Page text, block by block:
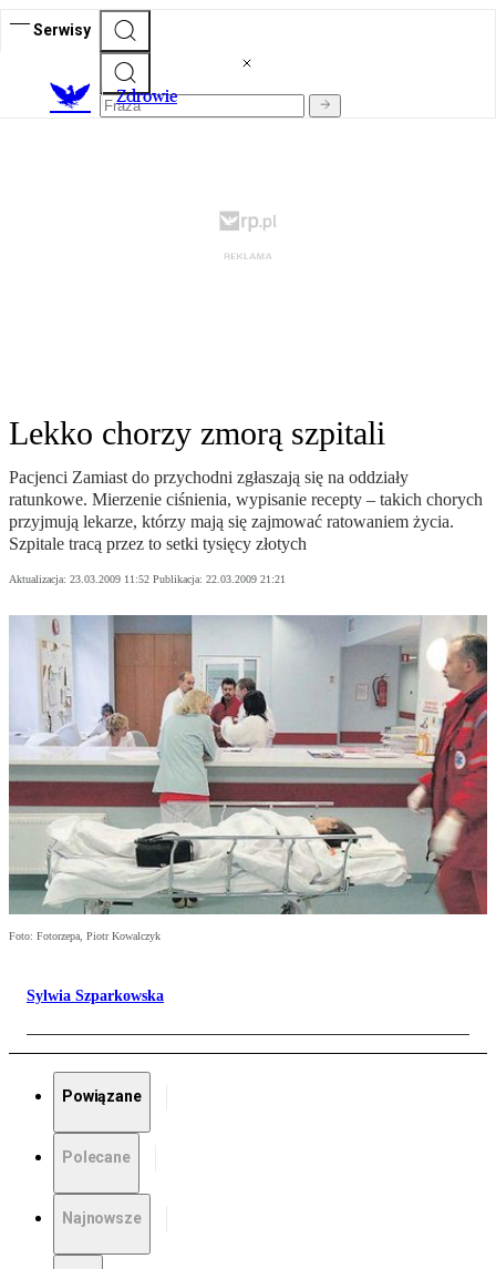
Serwisy
Zdrowie
Lekko chorzy zmorą szpitali
Pacjenci Zamiast do przychodni zgłaszają się na oddziały
ratunkowe. Mierzenie ciśnienia, wypisanie recepty – takich chorych
przyjmują lekarze, którzy mają się zajmować ratowaniem życia.
Szpitale tracą przez to setki tysięcy złotych
Aktualizacja: 23.03.2009 11:52 Publikacja: 22.03.2009 21:21
Foto: Fotorzepa, Piotr Kowalczyk
Sylwia Szparkowska
Powiązane
Polecane
Najnowsze